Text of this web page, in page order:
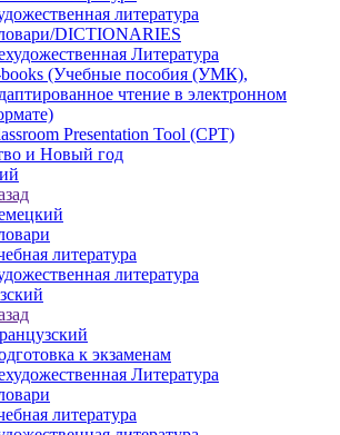
литература
DICTIONARIES
Литература
(Учебные пособия (УМК),
чтение в электронном
Presentation Tool (CPT)
и Новый год
литература
литература
к экзаменам
Литература
литература